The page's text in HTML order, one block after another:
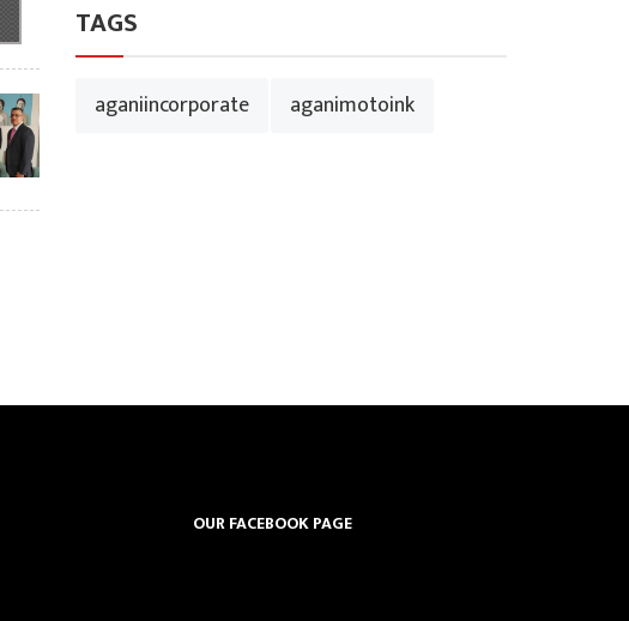
TAGS
aganiincorporate aganimotoink
OUR FACEBOOK PAGE